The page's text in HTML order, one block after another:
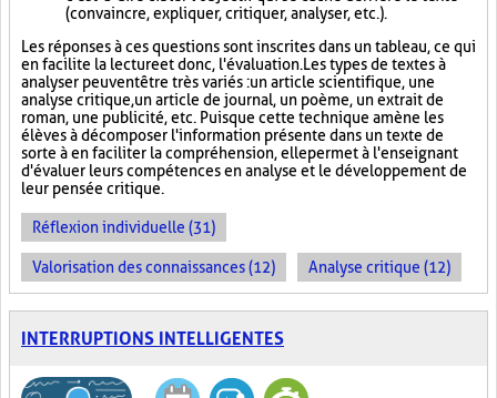
(convaincre, expliquer, critiquer, analyser, etc.).
Les réponses à ces questions sont inscrites dans un tableau, ce qui
en facilite la lecture et donc, l'évaluation. Les types de textes à
analyser peuvent être très variés : un article scientifique, une
analyse critique, un article de journal, un poème, un extrait de
roman, une publicité, etc. Puisque cette technique amène les
élèves à décomposer l'information présente dans un texte de
sorte à en faciliter la compréhension, elle permet à l'enseignant
d'évaluer leurs compétences en analyse et le développement de
leur pensée critique.
Réflexion individuelle (31)
Valorisation des connaissances (12) Analyse critique (12)
INTERRUPTIONS INTELLIGENTES